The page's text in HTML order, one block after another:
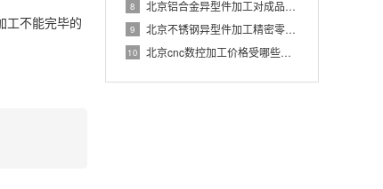
8 北京铝合金异型件加工对成品外观品质有什么要求？
9 北京不锈钢异型件加工精密零件有什么要求？
10 北京cnc数控加工价格受哪些因素影响？
工不能完毕的